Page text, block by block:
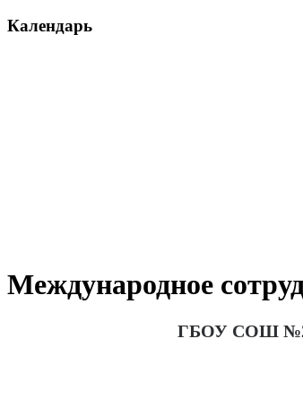
Календарь
Международное
ГБОУ СОШ